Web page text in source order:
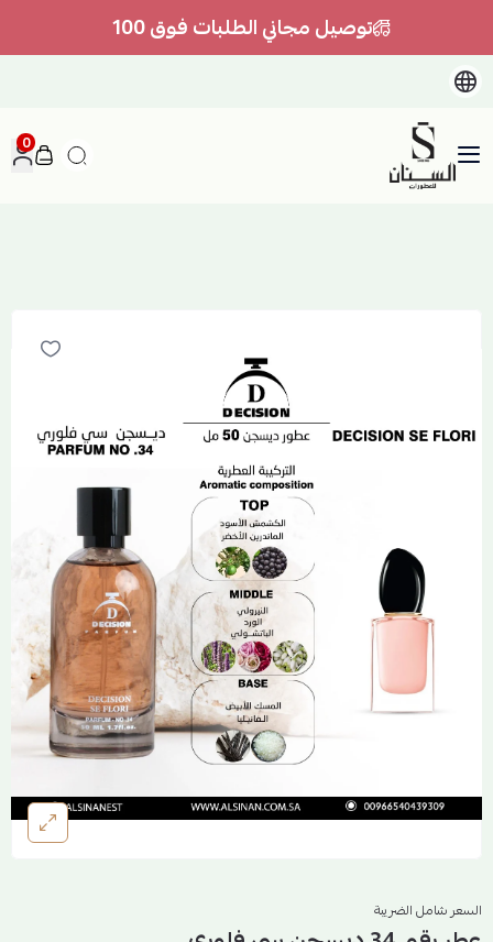
توصيل مجاني الطلبات فوق 100
السنان للعطور والعسل الطبيعي
0
السعر شامل الضريبة